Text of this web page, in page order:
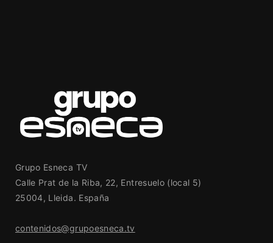
Grupo Esneca TV
Calle Prat de la Riba, 22, Entresuelo (local 5)
25004, Lleida. España
contenidos@grupoesneca.tv